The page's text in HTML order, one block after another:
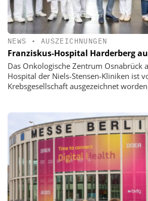
NEWS • AUSZEICHNUNGEN
Franziskus-Hospital Harderberg
Das Onkologische Zentrum Osnabrück
Hospital der Niels-Stensen-Kliniken ist
Krebsgesellschaft ausgezeichnet